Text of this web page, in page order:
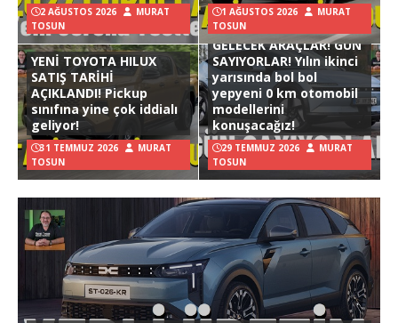
2 AĞUSTOS 2026
MURAT
TOSUN
1 AĞUSTOS 2026
MURAT
TOSUN
YENİ TOYOTA HILUX
SATIŞ TARİHİ
AÇIKLANDI! Pickup
sınıfına yine çok iddialı
geliyor!
31 TEMMUZ 2026
MURAT
TOSUN
GELECEK ARAÇLAR! GÜN
SAYIYORLAR! Yılın ikinci
yarısında bol bol
yepyeni 0 km otomobil
modellerini
konuşacağız!
29 TEMMUZ 2026
MURAT
TOSUN